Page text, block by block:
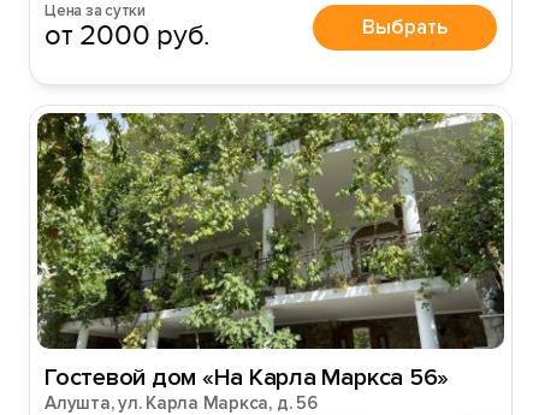
Цена за сутки
от 2000 руб. Выбрать
Гостевой дом «На Карла Маркса 56»
Алушта, ул. Карла Маркса, д. 56